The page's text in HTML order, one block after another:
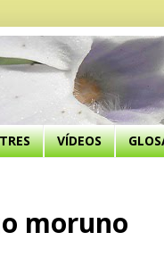
VÍDEOS
moruno